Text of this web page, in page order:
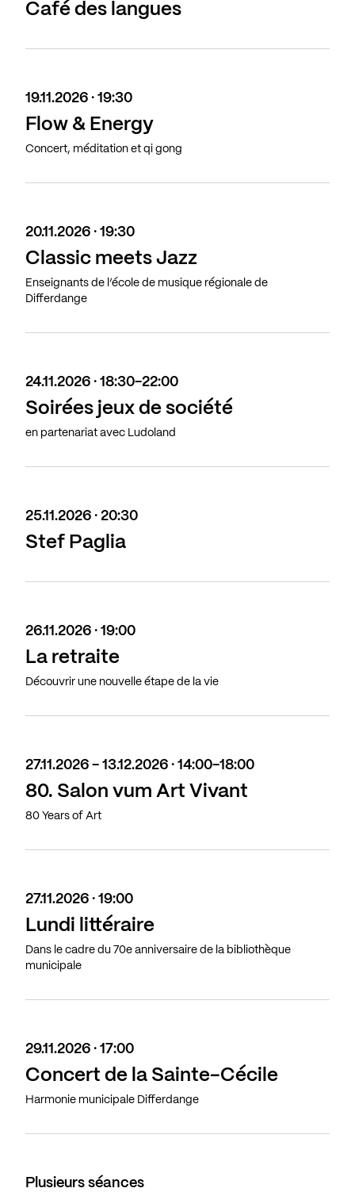
Café des langues
19.11.2026 · 19:30
Flow & Energy
Concert, méditation et qi gong
20.11.2026 · 19:30
Classic meets Jazz
Enseignants de l’école de musique régionale de
Differdange
24.11.2026 · 18:30-22:00
Soirées jeux de société
en partenariat avec Ludoland
25.11.2026 · 20:30
Stef Paglia
26.11.2026 · 19:00
La retraite
Découvrir une nouvelle étape de la vie
27.11.2026 - 13.12.2026 · 14:00-18:00
80. Salon vum Art Vivant
80 Years of Art
27.11.2026 · 19:00
Lundi littéraire
Dans le cadre du 70e anniversaire de la bibliothèque
municipale
29.11.2026 · 17:00
Concert de la Sainte-Cécile
Harmonie municipale Differdange
Plusieurs séances